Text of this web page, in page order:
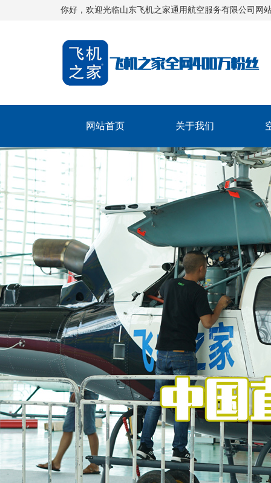
你好，欢迎光临山东飞机之家通用航空服务有限公司网
网站首页 关于我们